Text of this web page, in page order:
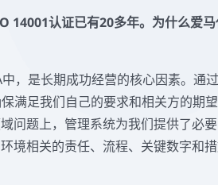
14001认证已有20多年。为什么爱
，是长期成功经营的核心因素。通
满足我们自己的要求和相关方的期
问题上，管理系统为我们提供了必要
境相关的责任、流程、关键数字和